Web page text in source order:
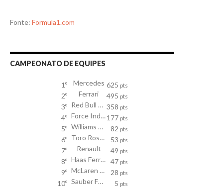
Fonte: Formula1.com
CAMPEONATO DE EQUIPES
1º Mercedes 625 pts
2º Ferrari 495 pts
3º Red Bull Racing TAG Heuer 358 pts
4º Force India Mercedes177 pts
5º Williams Mercedes 82 pts
6º Toro Rosso 53 pts
7º Renault 49 pts
8º Haas Ferrari 47 pts
9º McLaren Honda 28 pts
10º Sauber Ferrari 5 pts